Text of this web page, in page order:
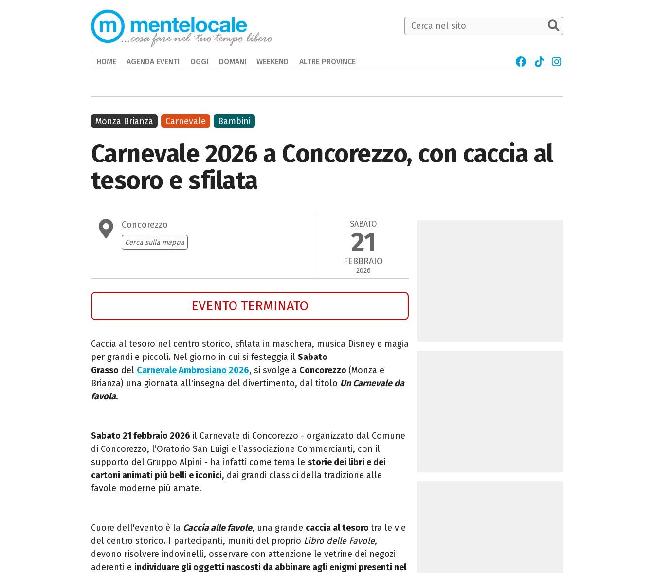
Carnevale 2026 a Concorezzo, con caccia al
tesoro e sfilata
Concorezzo
Cerca sulla mappa
SABATO
21
FEBBRAIO
2026
EVENTO TERMINATO
Caccia al tesoro nel centro storico, sfilata in maschera, musica Disney e magia
per grandi e piccoli. Nel giorno in cui si festeggia il Sabato
Grasso del Carnevale Ambrosiano 2026, si svolge a Concorezzo (Monza e
Brianza) una giornata all'insegna del divertimento, dal titolo Un Carnevale da
favola.
Sabato 21 febbraio 2026 il Carnevale di Concorezzo - organizzato dal Comune
di Concorezzo, l’Oratorio San Luigi e l’associazione Commercianti, con il
supporto del Gruppo Alpini - ha infatti come tema le storie dei libri e dei
cartoni animati più belli e iconici, dai grandi classici della tradizione alle
favole moderne più amate.
Cuore dell'evento è la Caccia alle favole, una grande caccia al tesoro tra le vie
del centro storico. I partecipanti, muniti del proprio Libro delle Favole,
devono risolvere indovinelli, osservare con attenzione le vetrine dei negozi
aderenti e individuare gli oggetti nascosti da abbinare agli enigmi presenti nel
Monza Brianza Carnevale Bambini
HOME AGENDA EVENTI OGGI DOMANI WEEKEND ALTRE PROVINCE